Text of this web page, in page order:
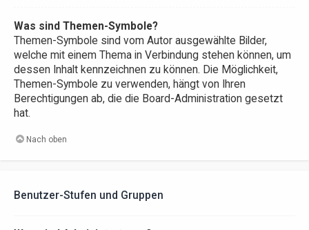
Was sind Themen-Symbole?
Themen-Symbole sind vom Autor ausgewählte Bilder,
welche mit einem Thema in Verbindung stehen können, um
dessen Inhalt kennzeichnen zu können. Die Möglichkeit,
Themen-Symbole zu verwenden, hängt von Ihren
Berechtigungen ab, die die Board-Administration gesetzt
hat.
Nach oben
Benutzer-Stufen und Gruppen